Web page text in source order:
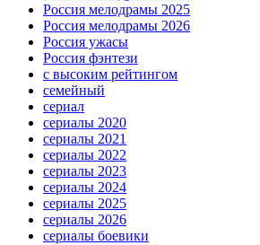
Россия мелодрамы 2025
Россия мелодрамы 2026
Россия ужасы
Россия фэнтези
с высоким рейтингом
семейный
сериал
сериалы 2020
сериалы 2021
сериалы 2022
сериалы 2023
сериалы 2024
сериалы 2025
сериалы 2026
сериалы боевики